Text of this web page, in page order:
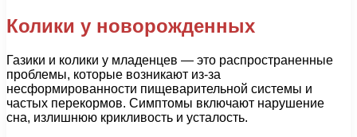
Колики у новорожденных
Газики и колики у младенцев — это распространенные
проблемы, которые возникают из-за
несформированности пищеварительной системы и
частых перекормов. Симптомы включают нарушение
сна, излишнюю крикливость и усталость.